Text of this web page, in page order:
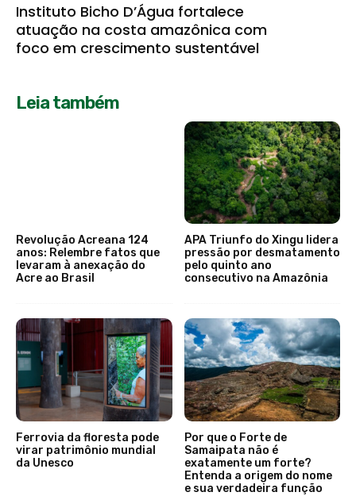
Instituto Bicho D’Água fortalece
atuação na costa amazônica com
foco em crescimento sustentável
Leia também
Revolução Acreana 124
anos: Relembre fatos que
levaram à anexação do
Acre ao Brasil
APA Triunfo do Xingu lidera
pressão por desmatamento
pelo quinto ano
consecutivo na Amazônia
Ferrovia da floresta pode
virar patrimônio mundial
da Unesco
Por que o Forte de
Samaipata não é
exatamente um forte?
Entenda a origem do nome
e sua verdadeira função